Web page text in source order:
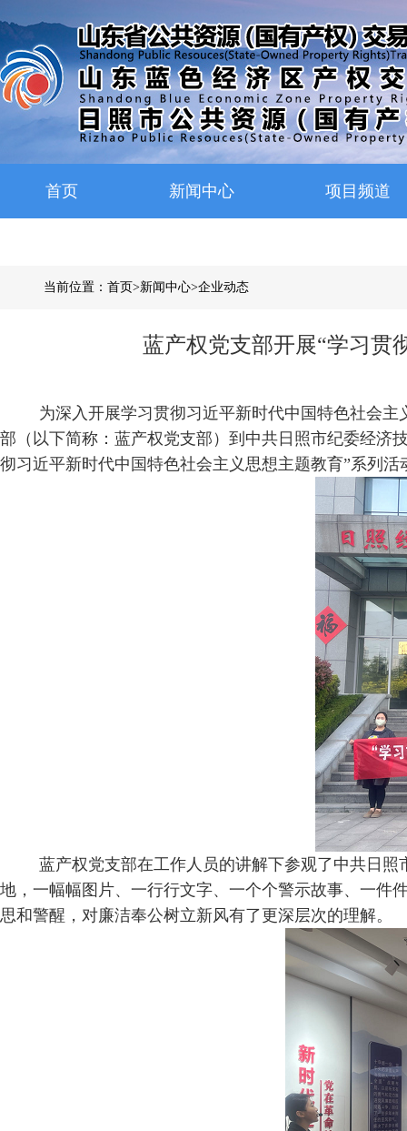
首页 新闻中心 项目频道
当前位置： 首页>新闻中心>企业动态
蓝产权党支部开展“学习贯
为深入开展学习贯彻习近平新时代中国特色社会
部（以下简称：蓝产权党支部）到中共日照市纪委经济
彻习近平新时代中国特色社会主义思想主题教育”系列活
蓝产权党支部在工作人员的讲解下参观了中共日
地，一幅幅图片、一行行文字、一个个警示故事、一件
思和警醒，对廉洁奉公树立新风有了更深层次的理解。